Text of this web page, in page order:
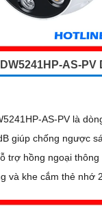
AS-PV
AS-PV là
giúp chống ngược
và khe cắm thẻ nhớ